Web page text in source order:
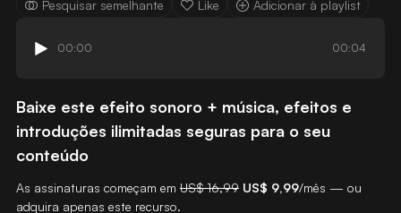
Pesquisar semelhante Like Adicionar à playlist
00:00 00:04
Baixe este efeito sonoro + música, efeitos e
introduções ilimitadas seguras para o seu
conteúdo
As assinaturas começam em US$ 16,99 US$ 9,99/mês — ou
adquira apenas este recurso.